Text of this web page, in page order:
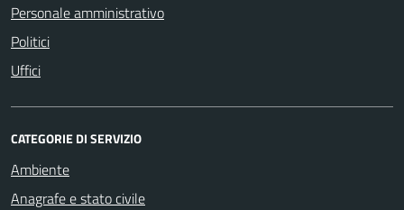
Personale amministrativo
Politici
Uffici
CATEGORIE DI SERVIZIO
Ambiente
Anagrafe e stato civile